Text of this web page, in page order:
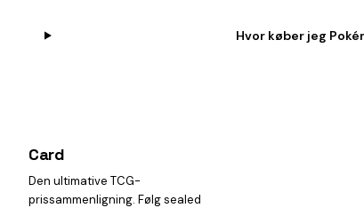
Hvor køber jeg
Card
Den ultimative TCG-
prissammenligning. Følg sealed